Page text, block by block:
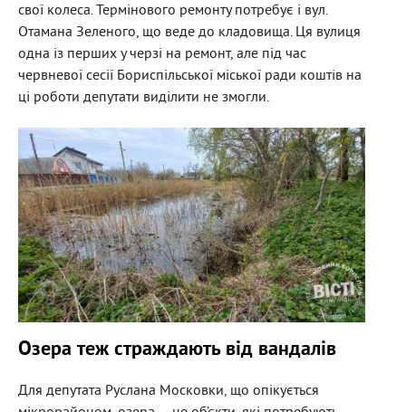
свої колеса. Термінового ремонту потребує і вул.
Отамана Зеленого, що веде до кладовища. Ця вулиця
одна із перших у черзі на ремонт, але під час
червневої сесії Бориспільської міської ради коштів на
ці роботи депутати виділити не змогли.
Озера теж страждають від вандалів
Для депутата Руслана Московки, що опікується